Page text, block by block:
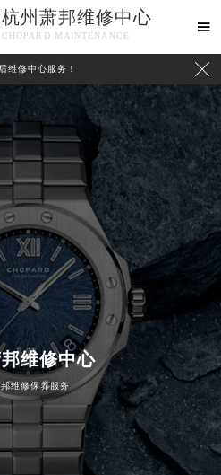
杭州萧邦维修中心
CHOPARD MAINTENANCE

维修中心服务！ 
维修中心
维修保养服务